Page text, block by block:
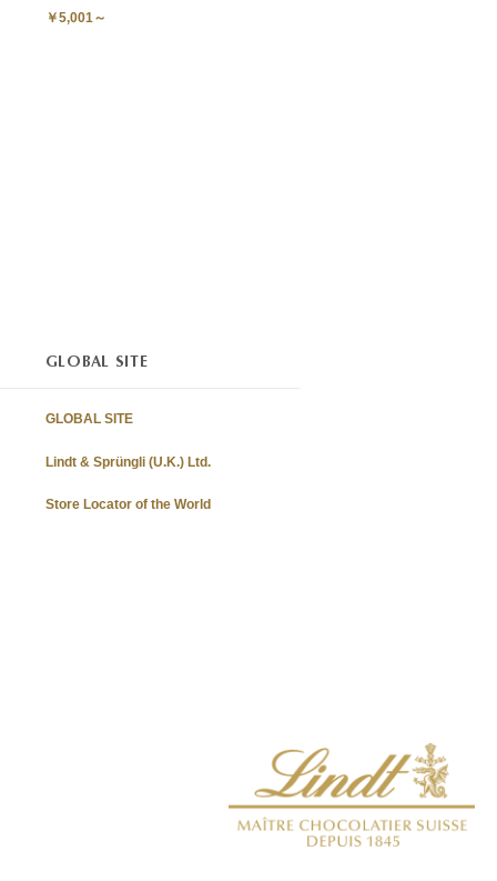
￥5,001～
GLOBAL SITE
GLOBAL SITE
Lindt & Sprüngli (U.K.) Ltd.
Store Locator of the World